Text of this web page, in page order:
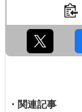
・関連記事